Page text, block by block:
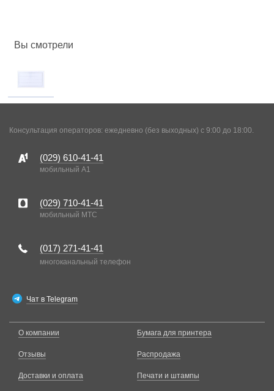
Вы смотрели
Консультация операторов: ежедневно (без выходных) с 9:00 до 18:00.
(029) 610-41-41
мобильный A1
(029) 710-41-41
мобильный MTC
(017) 271-41-41
многоканальный телефон
Чат в Telegram
О компании
Отзывы
Доставки и оплата
Бумага для принтера
Распродажа
Печати и штампы